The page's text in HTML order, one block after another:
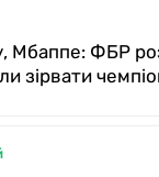
Мбаппе: ФБР
зірвати